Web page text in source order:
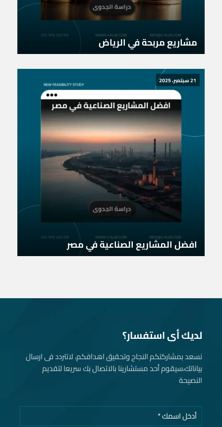
مشاريع مربحة في الرياض
21 سبتمبر، 2025
افضل المشاريع الصناعية في مصر
لديك أى استفسار؟
نسعد بمشاركتكم النجاح وتحقيق اهدافكم، لاتتردد فى ارسال
بياناتك، سيقوم أحد مستشارينا بالاتصال بك سريعا لتقديم
النصيحة